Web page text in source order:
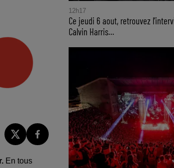
En tous
12h17
Ce jeudi 6 aout, retrouvez
Calvin Harris...